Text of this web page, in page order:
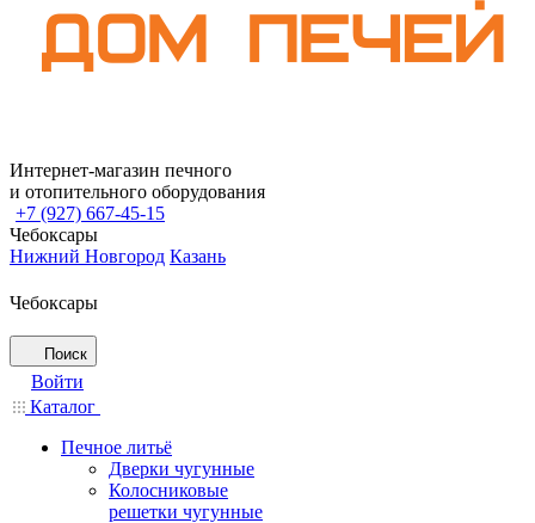
Интернет-магазин печного
и отопительного оборудования
+7 (927) 667-45-15
Чебоксары
Нижний Новгород Казань
Чебоксары
Поиск
Войти
Каталог
Печное литьё
Дверки чугунные
Колосниковые
решетки чугунные